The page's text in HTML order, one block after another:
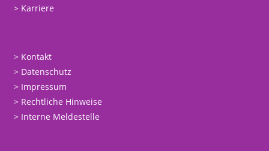
Karriere
Kontakt
Datenschutz
Impressum
Rechtliche Hinweise
Interne Meldestelle